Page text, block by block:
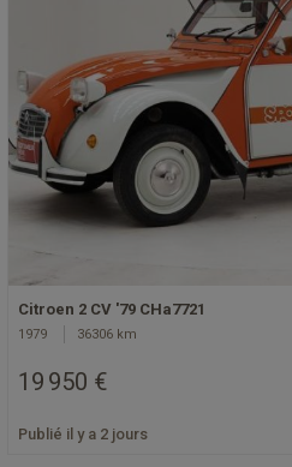
Citroen 2 CV '79 CHa7721
1979 36306 km
19 950 €
Publié il y a 2 jours